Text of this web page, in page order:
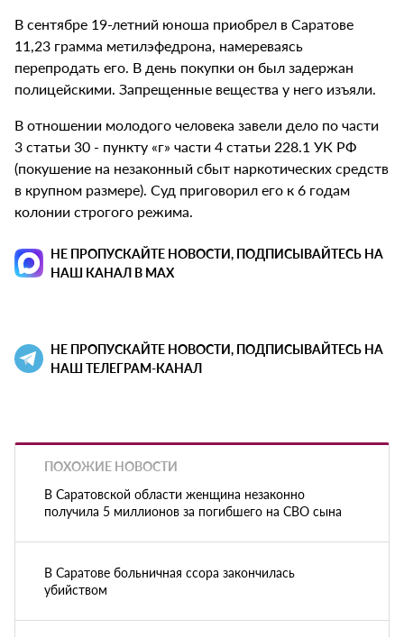
В сентябре 19-летний юноша приобрел в Саратове
11,23 грамма метилэфедрона, намереваясь
перепродать его. В день покупки он был задержан
полицейскими. Запрещенные вещества у него изъяли.
В отношении молодого человека завели дело по части
3 статьи 30 - пункту «г» части 4 статьи 228.1 УК РФ
(покушение на незаконный сбыт наркотических средств
в крупном размере). Суд приговорил его к 6 годам
колонии строгого режима.
НЕ ПРОПУСКАЙТЕ НОВОСТИ, ПОДПИСЫВАЙТЕСЬ НА
НАШ КАНАЛ В MAX
НЕ ПРОПУСКАЙТЕ НОВОСТИ, ПОДПИСЫВАЙТЕСЬ НА
НАШ ТЕЛЕГРАМ-КАНАЛ
ПОХОЖИЕ НОВОСТИ
В Саратовской области женщина незаконно
получила 5 миллионов за погибшего на СВО сына
В Саратове больничная ссора закончилась
убийством